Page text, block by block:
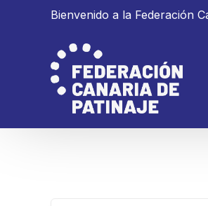
Bienvenido a la Federación